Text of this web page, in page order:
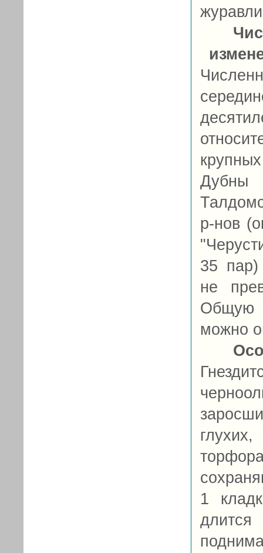
Дубны
р-нов
35
не
Общую
можно
1